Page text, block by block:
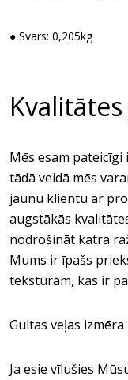
● Svars: 0,205kg
Mēs esam
tādā veidā mēs
jaunu klientu ar
augstākās
nodrošināt katra
Mums ir īpašs
tekstūrām, kas ir
Gultas veļas
Ja esie vīlušies